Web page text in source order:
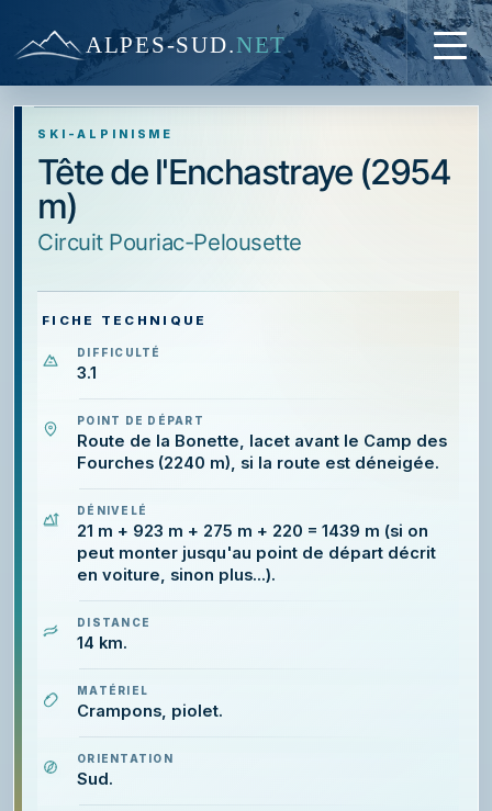
ALPES-SUD.NET
SKI-ALPINISME
Tête de l'Enchastraye (2954
m)
circuit Pouriac-Pelousette
FICHE TECHNIQUE
DIFFICULTÉ
3.1
POINT DE DÉPART
Route de la Bonette, lacet avant le Camp des
Fourches (2240 m), si la route est déneigée.
DÉNIVELÉ
21 m + 923 m + 275 m + 220 = 1439 m (si on
peut monter jusqu'au point de départ décrit
en voiture, sinon plus...).
DISTANCE
14 km.
MATÉRIEL
Crampons, piolet.
ORIENTATION
Sud.